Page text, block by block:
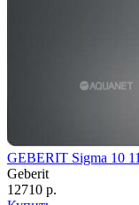
GEBERIT Sigma 10
Geberit
12710 р.